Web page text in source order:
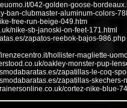
042-golden-goose-
ban-clubmaster-aluminum-colors-
free-run-beige-049.htm
nike-sb-janoski-on-feet-171.html
zapatos-reebok-bajos-986.php
hollister-magliette-
oakley-monster-pup-
zapatillas-le-coq-
zapatillas-
cortez-nike-blue-